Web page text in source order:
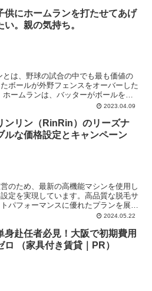
供にホームランを打たせてあげ
い。親の気持ち。
は、野球の試合の中でも最も価値の
ボールが外野フェンスをオーバーした
ームランは、バッターがボールを力
に飛ぶことが重要です。また...2023.04.09
ンリン（RinRin）のリーズナ
ルな価格設定とキャンペーン
のため、最新の高機能マシンを使用し
定を実現しています。高品質な脱毛サ
パフォーマンスに優れたプランを展開
2024.05.22
身赴任者必見！大阪で初期費用
ロ （家具付き賃貸｜PR）